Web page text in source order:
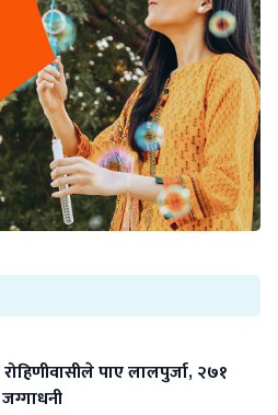
पाए लालपुर्जा, २७१